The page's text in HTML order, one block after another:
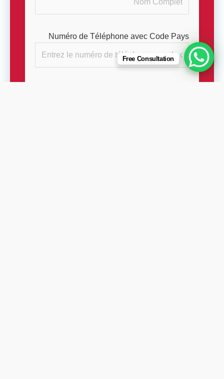
Numéro de Téléphone avec Code Pays
Free Consultation